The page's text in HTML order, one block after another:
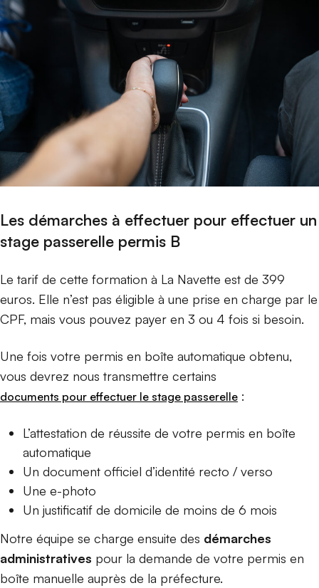
Les démarches à effectuer pour effectuer un
stage passerelle permis B
Le tarif de cette formation à La Navette est de 399
euros. Elle n’est pas éligible à une prise en charge par le
CPF, mais vous pouvez payer en 3 ou 4 fois si besoin.
Une fois votre permis en boîte automatique obtenu,
vous devrez nous transmettre certains
documents pour effectuer le stage passerelle :
L’attestation de réussite de votre permis en boîte
automatique
Un document officiel d’identité recto / verso
Une e-photo
Un justificatif de domicile de moins de 6 mois
Notre équipe se charge ensuite des démarches
administratives pour la demande de votre permis en
boîte manuelle auprès de la préfecture.